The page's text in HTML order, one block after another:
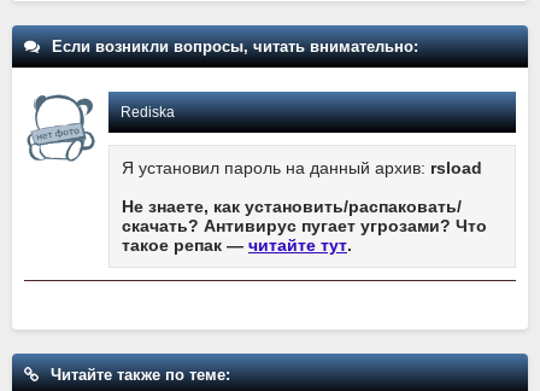
Если возникли вопросы, читать внимательно:
Rediska
Я установил пароль на данный архив: rsload
Не знаете, как установить/распаковать/
скачать? Антивирус пугает угрозами? Что
такое репак — читайте тут.
Читайте также по теме: